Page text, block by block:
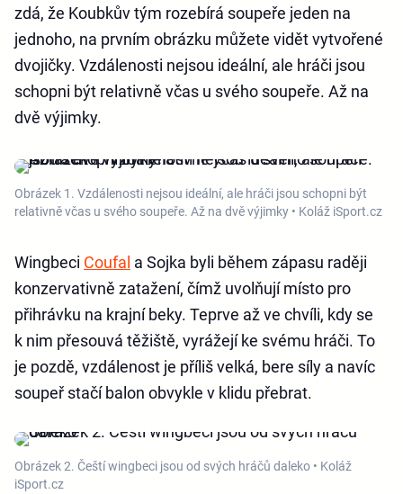
zdá, že Koubkův tým rozebírá soupeře jeden na
jednoho, na prvním obrázku můžete vidět vytvořené
dvojičky. Vzdálenosti nejsou ideální, ale hráči jsou
schopni být relativně včas u svého soupeře. Až na
dvě výjimky.
Obrázek 1. Vzdálenosti nejsou ideální, ale hráči jsou schopni být
relativně včas u svého soupeře. Až na dvě výjimky • Koláž iSport.cz
Wingbeci Coufal a Sojka byli během zápasu raději
konzervativně zatažení, čímž uvolňují místo pro
přihrávku na krajní beky. Teprve až ve chvíli, kdy se
k nim přesouvá těžiště, vyrážejí ke svému hráči. To
je pozdě, vzdálenost je příliš velká, bere síly a navíc
soupeř stačí balon obvykle v klidu přebrat.
Obrázek 2. Čeští wingbeci jsou od svých hráčů daleko • Koláž
iSport.cz